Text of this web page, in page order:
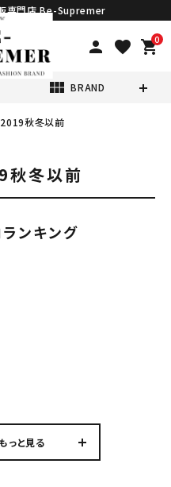
専門店 Be-Supremer
person favorite 0
shopping_cart
view_module BRAND
秋冬以前
冬以前
ンキング
っと見る